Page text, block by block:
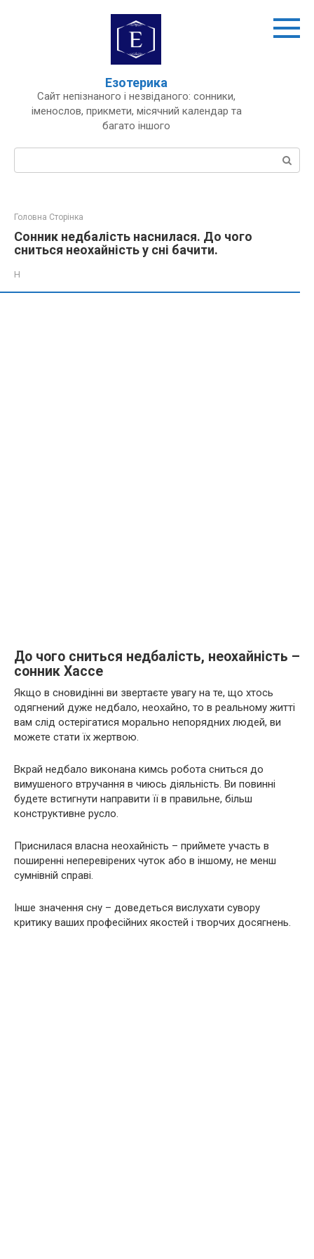
Езотерика
Сайт непізнаного і незвіданого: сонники,
іменослов, прикмети, місячний календар та
багато іншого
Пошук:
Головна Сторінка
Сонник недбалість наснилася. До чого
сниться неохайність у сні бачити.
Н
До чого сниться недбалість, неохайність –
сонник Хассе
Якщо в сновидінні ви звертаєте увагу на те, що хтось
одягнений дуже недбало, неохайно, то в реальному житті
вам слід остерігатися морально непорядних людей, ви
можете стати їх жертвою.
Вкрай недбало виконана кимсь робота сниться до
вимушеного втручання в чиюсь діяльність. Ви повинні
будете встигнути направити її в правильне, більш
конструктивне русло.
Приснилася власна неохайність – приймете участь в
поширенні неперевірених чуток або в іншому, не менш
сумнівній справі.
Інше значення сну – доведеться вислухати сувору
критику ваших професійних якостей і творчих досягнень.